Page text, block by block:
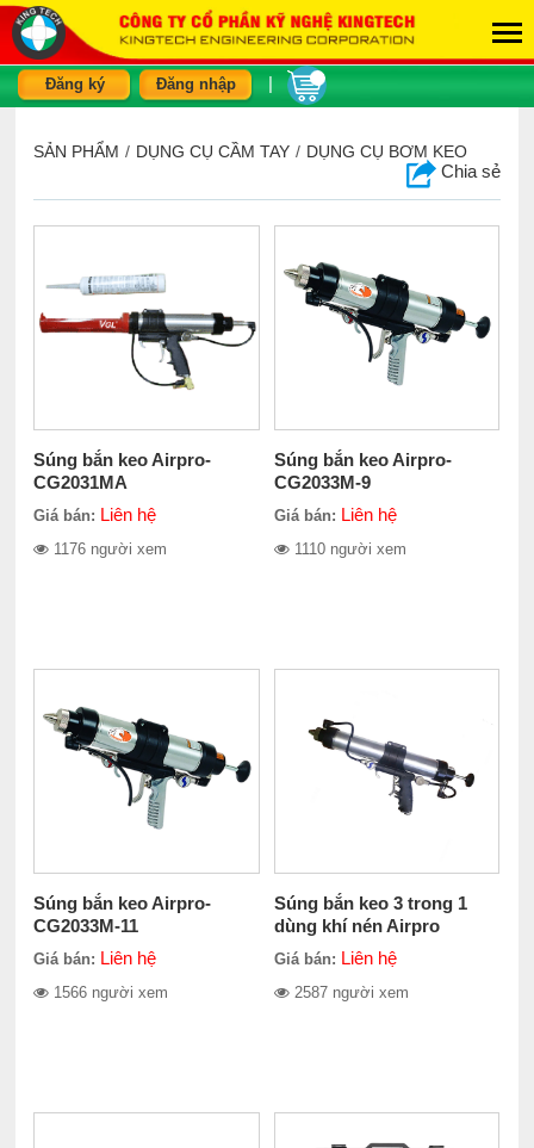
Đăng ký Đăng nhập
SẢN PHẨM / DỤNG CỤ CẦM TAY / DỤNG CỤ BƠM KEO
Chia sẻ
Súng bắn keo Airpro-
CG2031MA
Giá bán: Liên hệ
1176 người xem
Súng bắn keo Airpro-
CG2033M-9
Giá bán: Liên hệ
1110 người xem
Súng bắn keo Airpro-
CG2033M-11
Giá bán: Liên hệ
1566 người xem
Súng bắn keo 3 trong 1
dùng khí nén Airpro
CG2033MCR-13
Giá bán: Liên hệ
2587 người xem